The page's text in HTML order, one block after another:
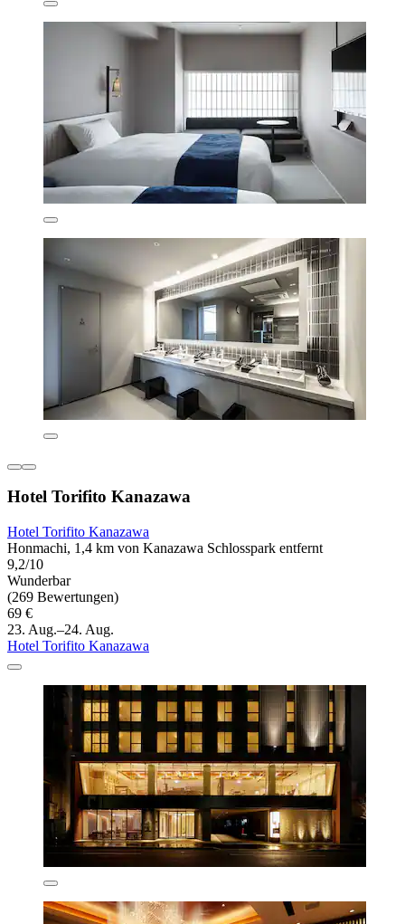
Hotel Torifito Kanazawa
Hotel Torifito Kanazawa
Honmachi, 1,4 km von Kanazawa Schlosspark entfernt
9,2/10
Wunderbar
(269 Bewertungen)
69 €
23. Aug.–24. Aug.
Hotel Torifito Kanazawa